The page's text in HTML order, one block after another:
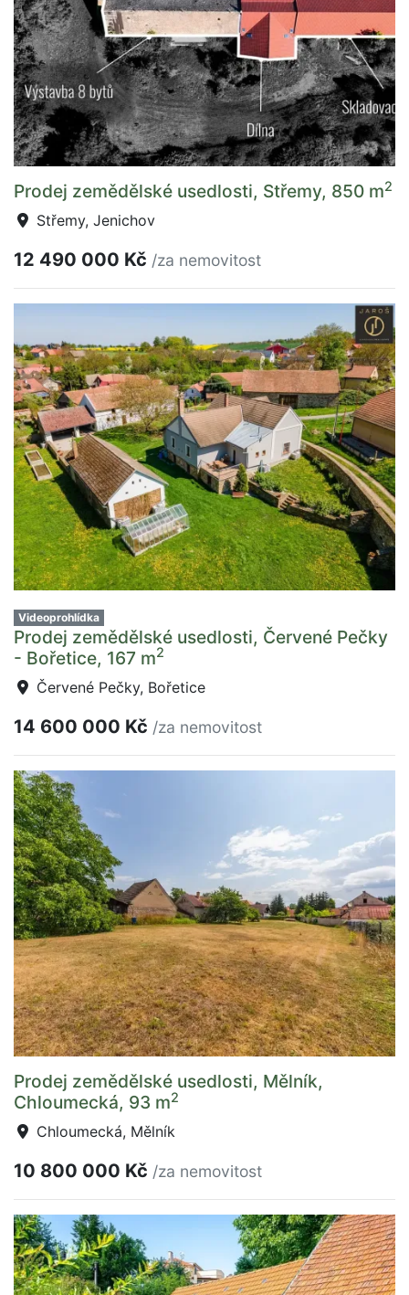
Prodej zemědělské usedlosti, Střemy, 850 m2
Střemy, Jenichov
12 490 000 Kč /za nemovitost
Videoprohlídka
Prodej zemědělské usedlosti, Červené Pečky
- Bořetice, 167 m2
Červené Pečky, Bořetice
14 600 000 Kč /za nemovitost
Prodej zemědělské usedlosti, Mělník,
Chloumecká, 93 m2
Chloumecká, Mělník
10 800 000 Kč /za nemovitost